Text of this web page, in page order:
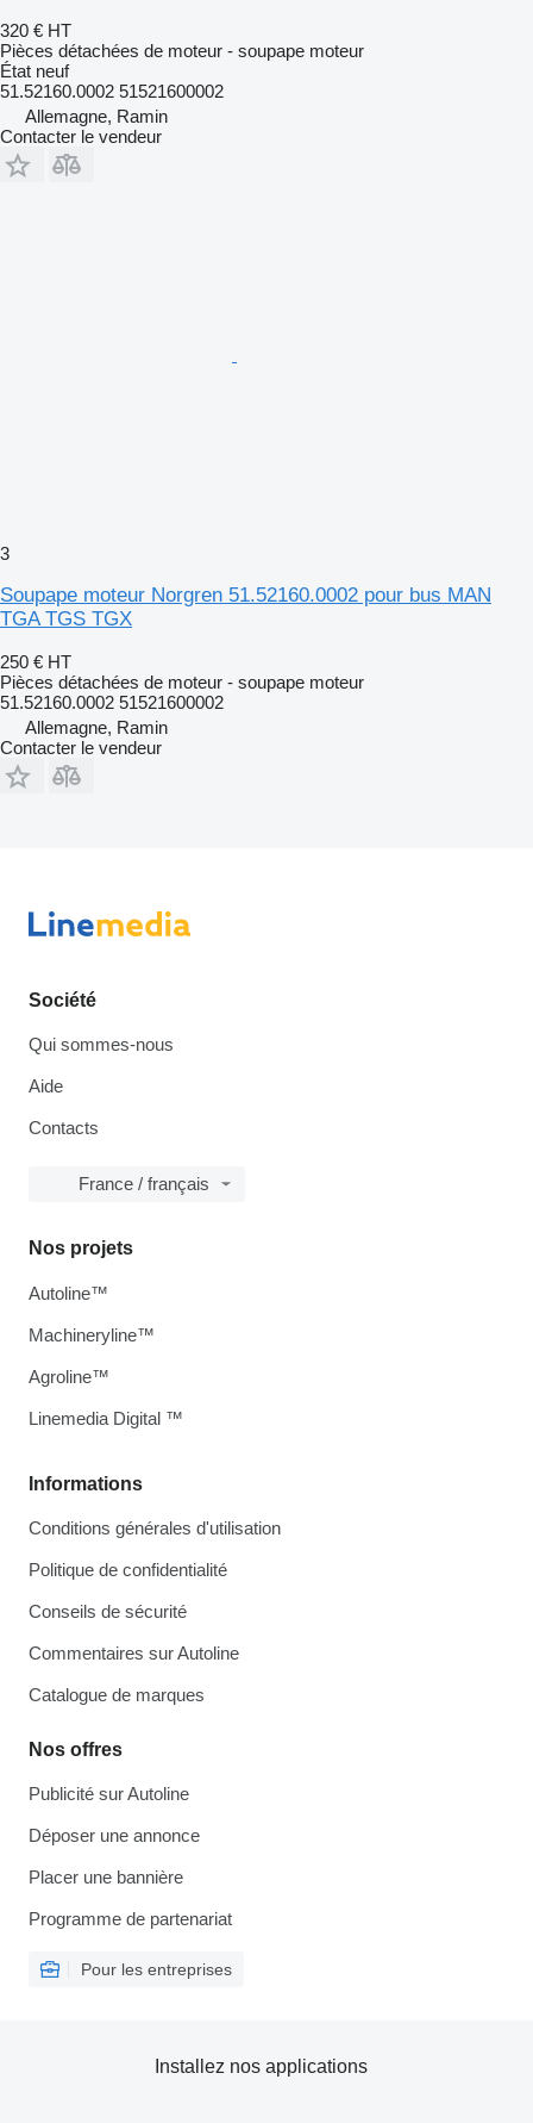
320 € HT
Pièces détachées de moteur - soupape moteur
État neuf
51.52160.0002 51521600002
Allemagne, Ramin
Contacter le vendeur
3
Soupape moteur Norgren 51.52160.0002 pour bus MAN
TGA TGS TGX
250 € HT
Pièces détachées de moteur - soupape moteur
51.52160.0002 51521600002
Allemagne, Ramin
Contacter le vendeur
Société
Qui sommes-nous
Aide
Contacts
France / français
Informations
Conditions générales d'utilisation
Politique de confidentialité
Conseils de sécurité
Commentaires sur Autoline
Catalogue de marques
Nos offres
Publicité sur Autoline
Déposer une annonce
Placer une bannière
Programme de partenariat
Pour les entreprises
Nos projets
Autoline™
Machineryline™
Agroline™
Linemedia Digital ™
Installez nos applications